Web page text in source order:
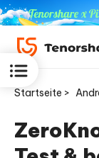
ReiBoot
Startseite >